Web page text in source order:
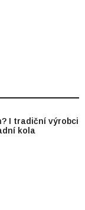
I tradiční výrobci
kola